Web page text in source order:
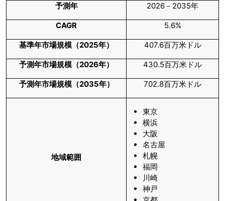
予測年 2026－2035年
CAGR 5.6%
基準年市場規模（2025年） 407.6百万米ドル
予測年市場規模（2026年） 430.5百万米ドル
予測年市場規模（2035年） 702.8百万米ドル
地域範囲
東京
横浜
大阪
名古屋
札幌
福岡
川崎
神戸